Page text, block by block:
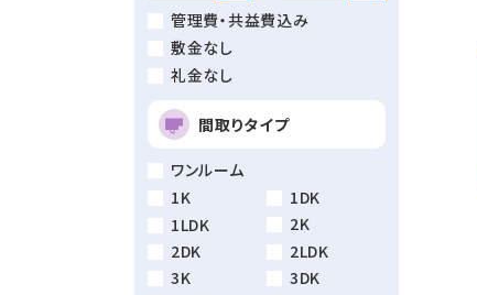
管理費・共益費込み
敷金なし
礼金なし
間取りタイプ
ワンルーム
1K
1DK
1LDK
2K
2DK
2LDK
3K
3DK